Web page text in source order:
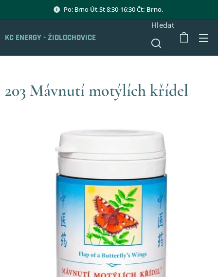
Po: Brno Út,St8:30-16:30Čt: Brno,
KC ENERGY - ŽIDLOCHOVICE
Hledat
203 Mávnutí motýlích křídel